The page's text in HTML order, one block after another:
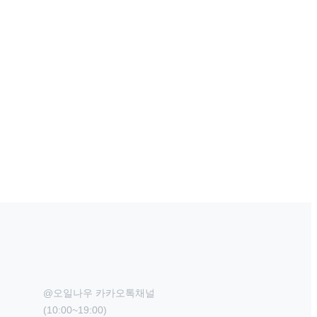
@오일나우 카카오톡채널
(10:00~19:00)